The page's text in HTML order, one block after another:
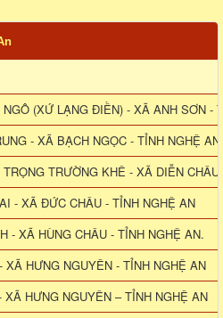
NGÔ (XỨ LẠNG ĐIỀN) - XÃ ANH SƠN -
- XÃ BẠCH NGỌC - TỈNH NGHỆ AN
TRƯỜNG KHÊ - XÃ DIỄN
- XÃ ĐỨC CHÂU - TỈNH NGHỆ AN
- XÃ HÙNG CHÂU - TỈNH NGHỆ AN.
XÃ HƯNG NGUYÊN - TỈNH NGHỆ AN
XÃ HƯNG NGUYÊN – TỈNH NGHỆ AN